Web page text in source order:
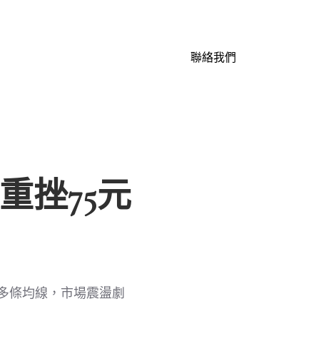
聯絡我們
挫75元
條均線，市場震盪劇